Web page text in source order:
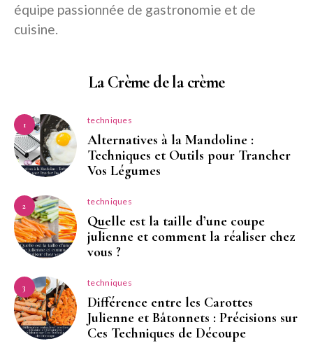
équipe passionnée de gastronomie et de
cuisine.
La Crème de la crème
1 techniques
Alternatives à la Mandoline :
Techniques et Outils pour Trancher
Vos Légumes
2 techniques
Quelle est la taille d’une coupe
julienne et comment la réaliser chez
vous ?
3 techniques
Différence entre les Carottes
Julienne et Bâtonnets : Précisions sur
Ces Techniques de Découpe